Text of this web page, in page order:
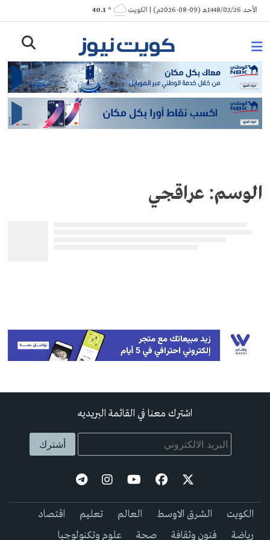
Skip
to
الأحد 1448/02/26هـ (09-08-2026م) | الكويت ° 40.1
الوسم:عراقجي
اشترك معنا في القائمة البريديه
الكويت الشرق الاوسط العالم تعليم
اقتصاد
رياضة
فنون وثقافة صحة علوم وتكنولوجيا